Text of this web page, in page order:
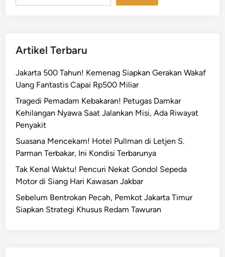
Artikel Terbaru
Jakarta 500 Tahun! Kemenag Siapkan Gerakan Wakaf
Uang Fantastis Capai Rp500 Miliar
Tragedi Pemadam Kebakaran! Petugas Damkar
Kehilangan Nyawa Saat Jalankan Misi, Ada Riwayat
Penyakit
Suasana Mencekam! Hotel Pullman di Letjen S.
Parman Terbakar, Ini Kondisi Terbarunya
Tak Kenal Waktu! Pencuri Nekat Gondol Sepeda
Motor di Siang Hari Kawasan Jakbar
Sebelum Bentrokan Pecah, Pemkot Jakarta Timur
Siapkan Strategi Khusus Redam Tawuran